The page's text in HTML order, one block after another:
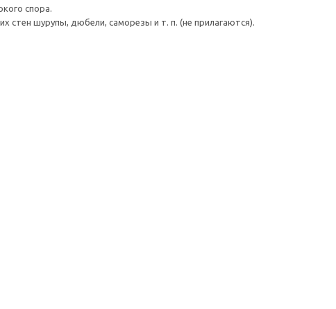
спора.
стен шурупы, дюбели, саморезы и т. п. (не прилагаются).